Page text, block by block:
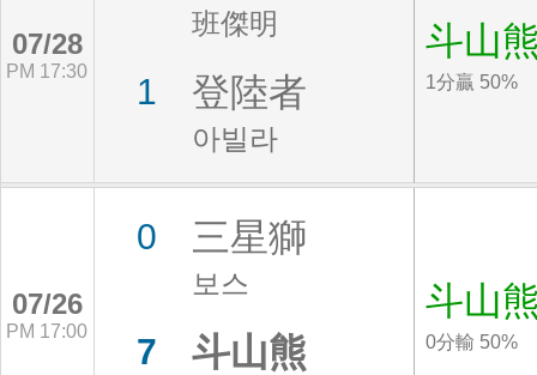
07/28
PM 17:30
班傑明
1 登陸者
아빌라
斗山
1分贏 50%
07/26
PM 17:00
0 三星獅
보스
7 斗山熊
斗山
0分輸 50%